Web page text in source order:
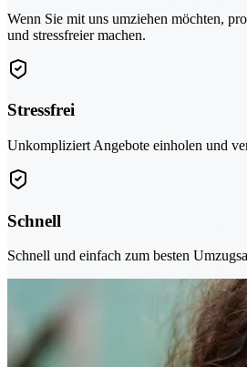
Wenn Sie mit uns umziehen möchten,
und stressfreier machen.
Stressfrei
Unkompliziert Angebote einholen und
Schnell
Schnell und einfach zum besten